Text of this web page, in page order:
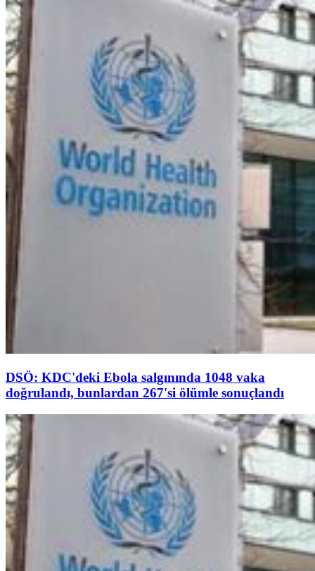
DSÖ: KDC'deki Ebola salgınında 1048 vaka
doğrulandı, bunlardan 267'si ölümle sonuçlandı